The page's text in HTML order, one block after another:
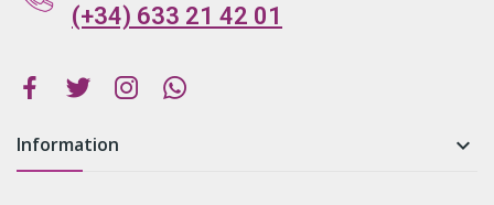
(+34) 633 21 42 01
Information 